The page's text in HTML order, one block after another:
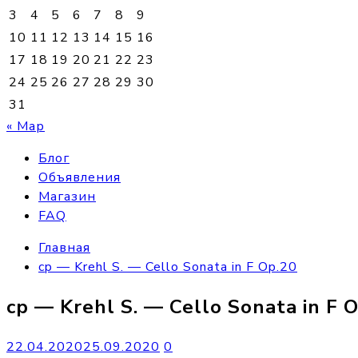
3
4 5 6 7 8
9
10 11 12 13 14 15 16
17 18 19 20 21 22 23
24 25 26 27 28 29 30
31
« Мар
Блог
Объявления
Магазин
FAQ
Главная
cp — Krehl S. — Cello Sonata in F Op.20
cp — Krehl S. — Cello Sonata in F
22.04.202025.09.2020 0